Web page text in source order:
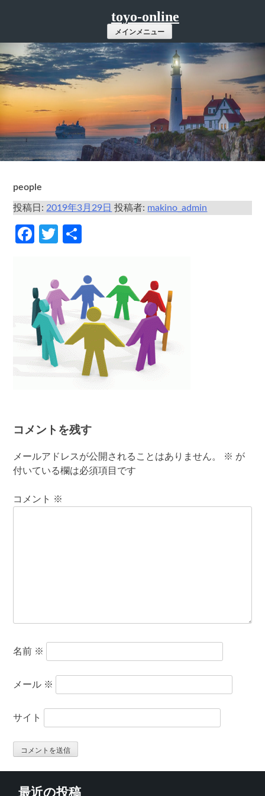
ツ
へ
ス
キ
ッ
プ
toyo-online
メインメニュー
people
投稿日: 2019年3月29日 投稿者: makino_admin
Facebook
Twitter
コメントを残す
メールアドレスが公開されることはありません。 ※ が
付いている欄は必須項目です
コメント ※
名前 ※
メール ※
サイト
最近の投稿